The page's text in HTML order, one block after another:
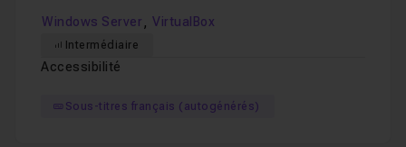
Windows Server , VirtualBox
Intermédiaire
Accessibilité
Sous-titres français (autogénérés)